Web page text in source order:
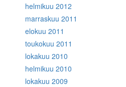
helmikuu 2012
marraskuu 2011
elokuu 2011
toukokuu 2011
lokakuu 2010
helmikuu 2010
lokakuu 2009